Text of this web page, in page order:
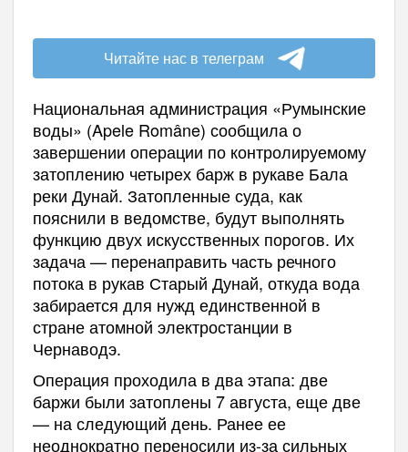
Читайте нас в телеграм
Национальная администрация «Румынские
воды» (Apele Române) сообщила о
завершении операции по контролируемому
затоплению четырех барж в рукаве Бала
реки Дунай. Затопленные суда, как
пояснили в ведомстве, будут выполнять
функцию двух искусственных порогов. Их
задача — перенаправить часть речного
потока в рукав Старый Дунай, откуда вода
забирается для нужд единственной в
стране атомной электростанции в
Чернаводэ.
Операция проходила в два этапа: две
баржи были затоплены 7 августа, еще две
— на следующий день. Ранее ее
неоднократно переносили из-за сильных